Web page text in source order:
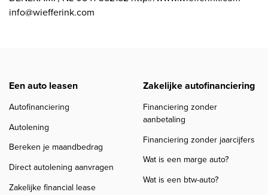
info@wiefferink.com
Een auto leasen
Autofinanciering
Autolening
Bereken je maandbedrag
Direct autolening aanvragen
Zakelijke financial lease
Zakelijke autofinanciering
Financiering zonder
aanbetaling
Financiering zonder jaarcijfers
Wat is een marge auto?
Wat is een btw-auto?